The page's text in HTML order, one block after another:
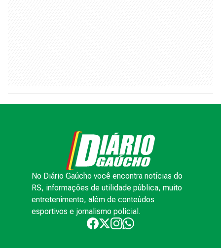
No Diário Gaúcho você encontra notícias do
RS, informações de utilidade pública, muito
entretenimento, além de conteúdos
esportivos e jornalismo policial.